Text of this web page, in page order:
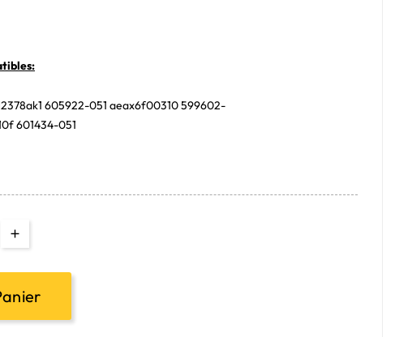
605922-051 aeax6f00310 599602-
601434-051